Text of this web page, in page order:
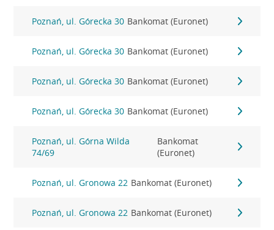
Poznań, ul. Górecka 30 Bankomat (Euronet)
Poznań, ul. Górecka 30 Bankomat (Euronet)
Poznań, ul. Górecka 30 Bankomat (Euronet)
Poznań, ul. Górecka 30 Bankomat (Euronet)
Poznań, ul. Górna Wilda
74/69
Bankomat
(Euronet)
Poznań, ul. Gronowa 22 Bankomat (Euronet)
Poznań, ul. Gronowa 22 Bankomat (Euronet)